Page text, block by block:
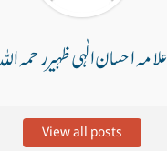
علامہ احسان الٰہی ظہیر رحمہ
View all posts